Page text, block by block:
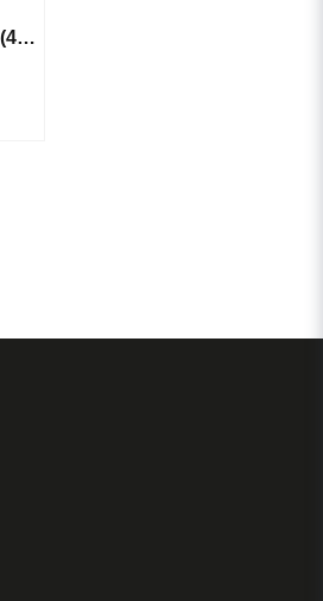
Mörningskyl 2197 L. (450 kg)